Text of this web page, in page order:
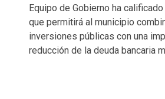
Equipo de Gobierno ha calificado
que permitirá al municipio
inversiones públicas con una
reducción de la deuda bancaria